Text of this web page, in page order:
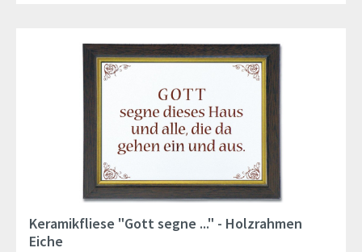
Keramikfliese "Gott segne ..." - Holzrahmen
Eiche